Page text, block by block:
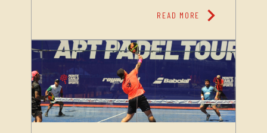
READ MORE chevron_right